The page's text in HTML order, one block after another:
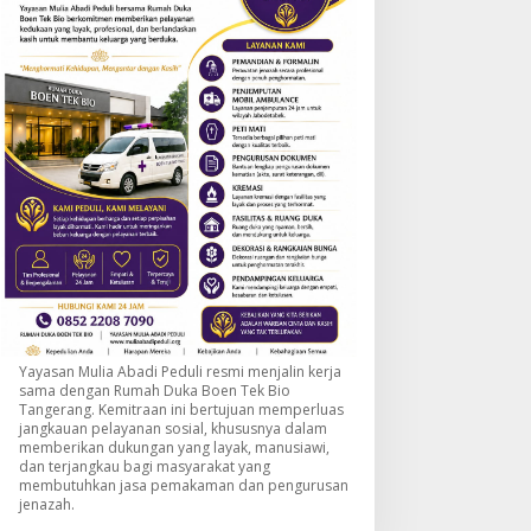
Yayasan Mulia Abadi Peduli resmi menjalin kerja
sama dengan Rumah Duka Boen Tek Bio
Tangerang. Kemitraan ini bertujuan memperluas
jangkauan pelayanan sosial, khususnya dalam
memberikan dukungan yang layak, manusiawi,
dan terjangkau bagi masyarakat yang
membutuhkan jasa pemakaman dan pengurusan
jenazah.